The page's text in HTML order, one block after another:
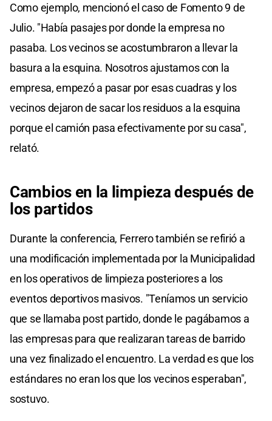
Como ejemplo, mencionó el caso de Fomento 9 de
Julio. "Había pasajes por donde la empresa no
pasaba. Los vecinos se acostumbraron a llevar la
basura a la esquina. Nosotros ajustamos con la
empresa, empezó a pasar por esas cuadras y los
vecinos dejaron de sacar los residuos a la esquina
porque el camión pasa efectivamente por su casa",
relató.
Cambios en la limpieza después de
los partidos
Durante la conferencia, Ferrero también se refirió a
una modificación implementada por la Municipalidad
en los operativos de limpieza posteriores a los
eventos deportivos masivos. "Teníamos un servicio
que se llamaba post partido, donde le pagábamos a
las empresas para que realizaran tareas de barrido
una vez finalizado el encuentro. La verdad es que los
estándares no eran los que los vecinos esperaban",
sostuvo.